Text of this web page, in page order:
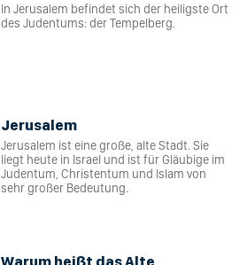
In Jerusalem befindet sich der heiligste Ort
des Judentums: der Tempelberg.
Jerusalem
Jerusalem ist eine große, alte Stadt. Sie
liegt heute in Israel und ist für Gläubige im
Judentum, Christentum und Islam von
sehr großer Bedeutung.
Warum heißt das Alte